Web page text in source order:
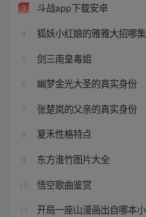
3 斗战app下载安卓
4 狐妖小红娘的雅雅大招哪集
5 剑三南皇毒姐
6 幽梦金光大圣的真实身份
7 张楚岚的父亲的真实身份
8 夏禾性格特点
9 东方淮竹图片大全
10 悟空歌曲鉴赏
开局一座山漫画出自哪本